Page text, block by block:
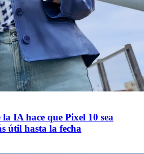
IA hace que Pixel 10 sea
útil hasta la fecha